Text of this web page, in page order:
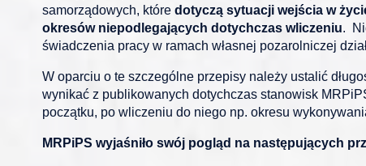
samorządowych, które dotyczą sytuacji wejścia w
okresów niepodlegających dotychczas wliczeniu.
świadczenia pracy w ramach własnej pozarolniczej
W oparciu o te szczególne przepisy należy ustalić
wynikać z publikowanych dotychczas stanowisk
początku, po wliczeniu do niego np. okresu
MRPiPS wyjaśniło swój pogląd na następujących